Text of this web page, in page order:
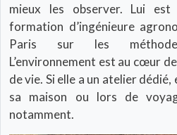
mieux les observer. Lui
formation d’ingénieure
Paris sur les méthodes
L’environnement est au cœur
de vie. Si elle a un atelier
sa maison ou lors de
notamment.